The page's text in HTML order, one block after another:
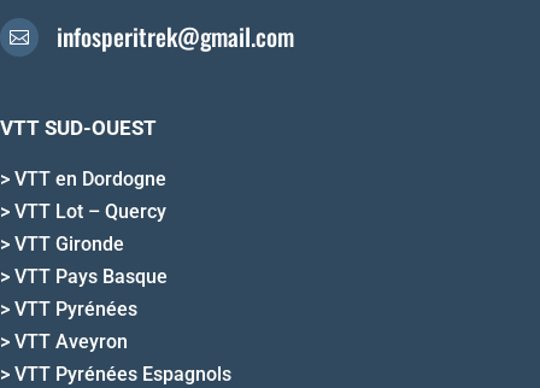
 infosperitrek@gmail.com
VTT SUD-OUEST
> VTT en Dordogne
> VTT Lot – Quercy
> VTT Gironde
> VTT Pays Basque
> VTT Pyrénées
> VTT Aveyron
> VTT Pyrénées Espagnols